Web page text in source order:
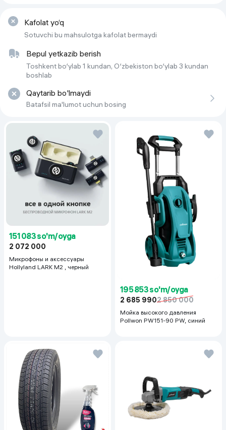
Kafolat yo‘q
Sotuvchi bu mahsulotga kafolat bermaydi
Bepul yetkazib berish
Toshkent bo‘ylab 1 kundan, O‘zbekiston bo‘ylab 3 kundan
boshlab
Qaytarib bo'lmaydi
Batafsil ma'lumot uchun bosing
151 083 so'm/oyga
2 072 000
Микрофоны и аксессуары
Hollyland LARK M2 , черный
195 853 so'm/oyga
2 685 9902 850 000
Мойка высокого давления
Pollwon PW151-90 PW, синий